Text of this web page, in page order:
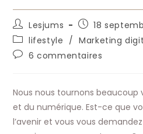
Auteur/autrice
de
la
publication :
Lesjums
Publication
publiée :
18
Post
category:
lifestyle / Marketing
Commentaires
publication :
6 commentaires
Nous nous tournons beaucoup
et du numérique. Est-ce que
l’avenir et vous vous